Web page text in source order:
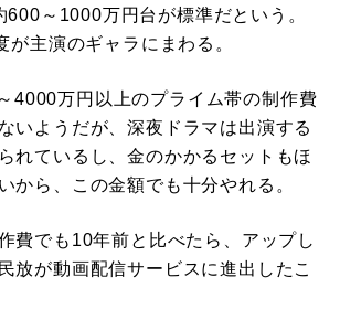
600～1000万円台が標準だという。
が主演のギャラにまわる。
4000万円以上のプライム帯の制作費
いようだが、深夜ドラマは出演する
れているし、金のかかるセットもほ
から、この金額でも十分やれる。
費でも10年前と比べたら、アップし
放が動画配信サービスに進出したこ